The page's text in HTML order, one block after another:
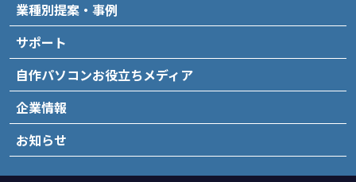
業種別提案・事例
サポート
自作パソコンお役立ちメディア
企業情報
お知らせ